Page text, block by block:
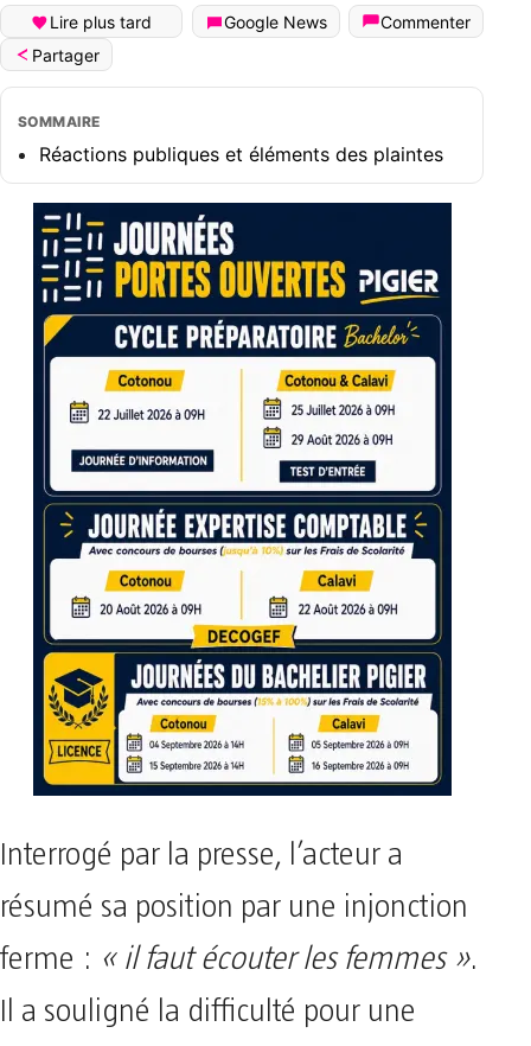
Lire plus tard Google News
Commenter
Partager
SOMMAIRE
Réactions publiques et éléments des plaintes
Interrogé par la presse, l’acteur a
résumé sa position par une injonction
ferme : « il faut écouter les femmes ».
Il a souligné la difficulté pour une